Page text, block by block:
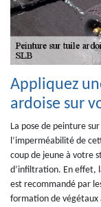
Appliquez
ardoise sur
La pose de peinture
l’imperméabilité de
coup de jeune à votre
d’infiltration. En effet,
est recommandé par
formation de végétaux